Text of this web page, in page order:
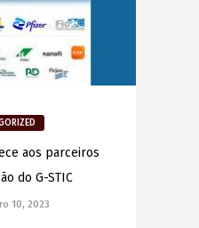
aos parceiros
do G-STIC
10, 2023